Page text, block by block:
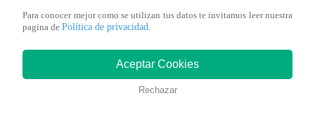
Mando te muestra a algunas de las artistas que se han
derrotar a este terrible mal.
Para conocer mejor como se utilizan tus datos te invitamos leer nuestra
pagina de Política de privacidad
Aceptar Cookies
Rechazar